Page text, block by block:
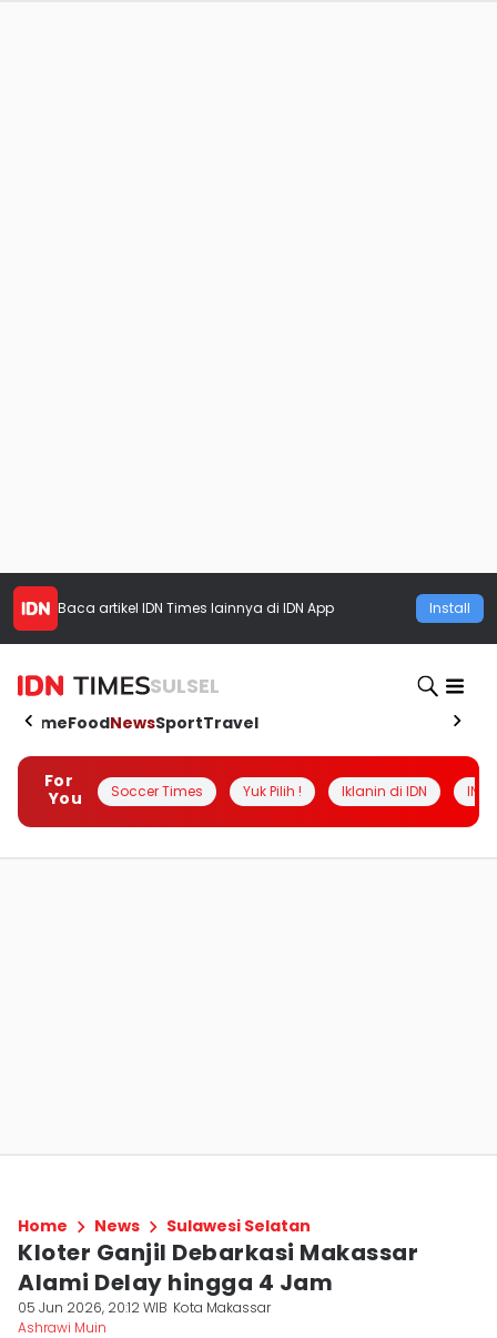
Baca artikel IDN Times lainnya di IDN App Install
SULSEL
HomeFoodNewsSportTravel
For
You
Soccer Times Yuk Pilih ! Iklanin di IDN
Home News Sulawesi Selatan
Kloter Ganjil Debarkasi Makassar
Alami Delay hingga 4 Jam
05 Jun 2026, 20:12 WIB Kota Makassar
Ashrawi Muin